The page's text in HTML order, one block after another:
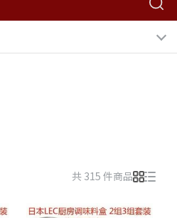
共 315 件商品